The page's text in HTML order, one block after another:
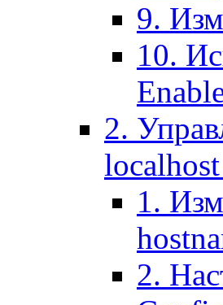
9.
10.
2.
1.
2.